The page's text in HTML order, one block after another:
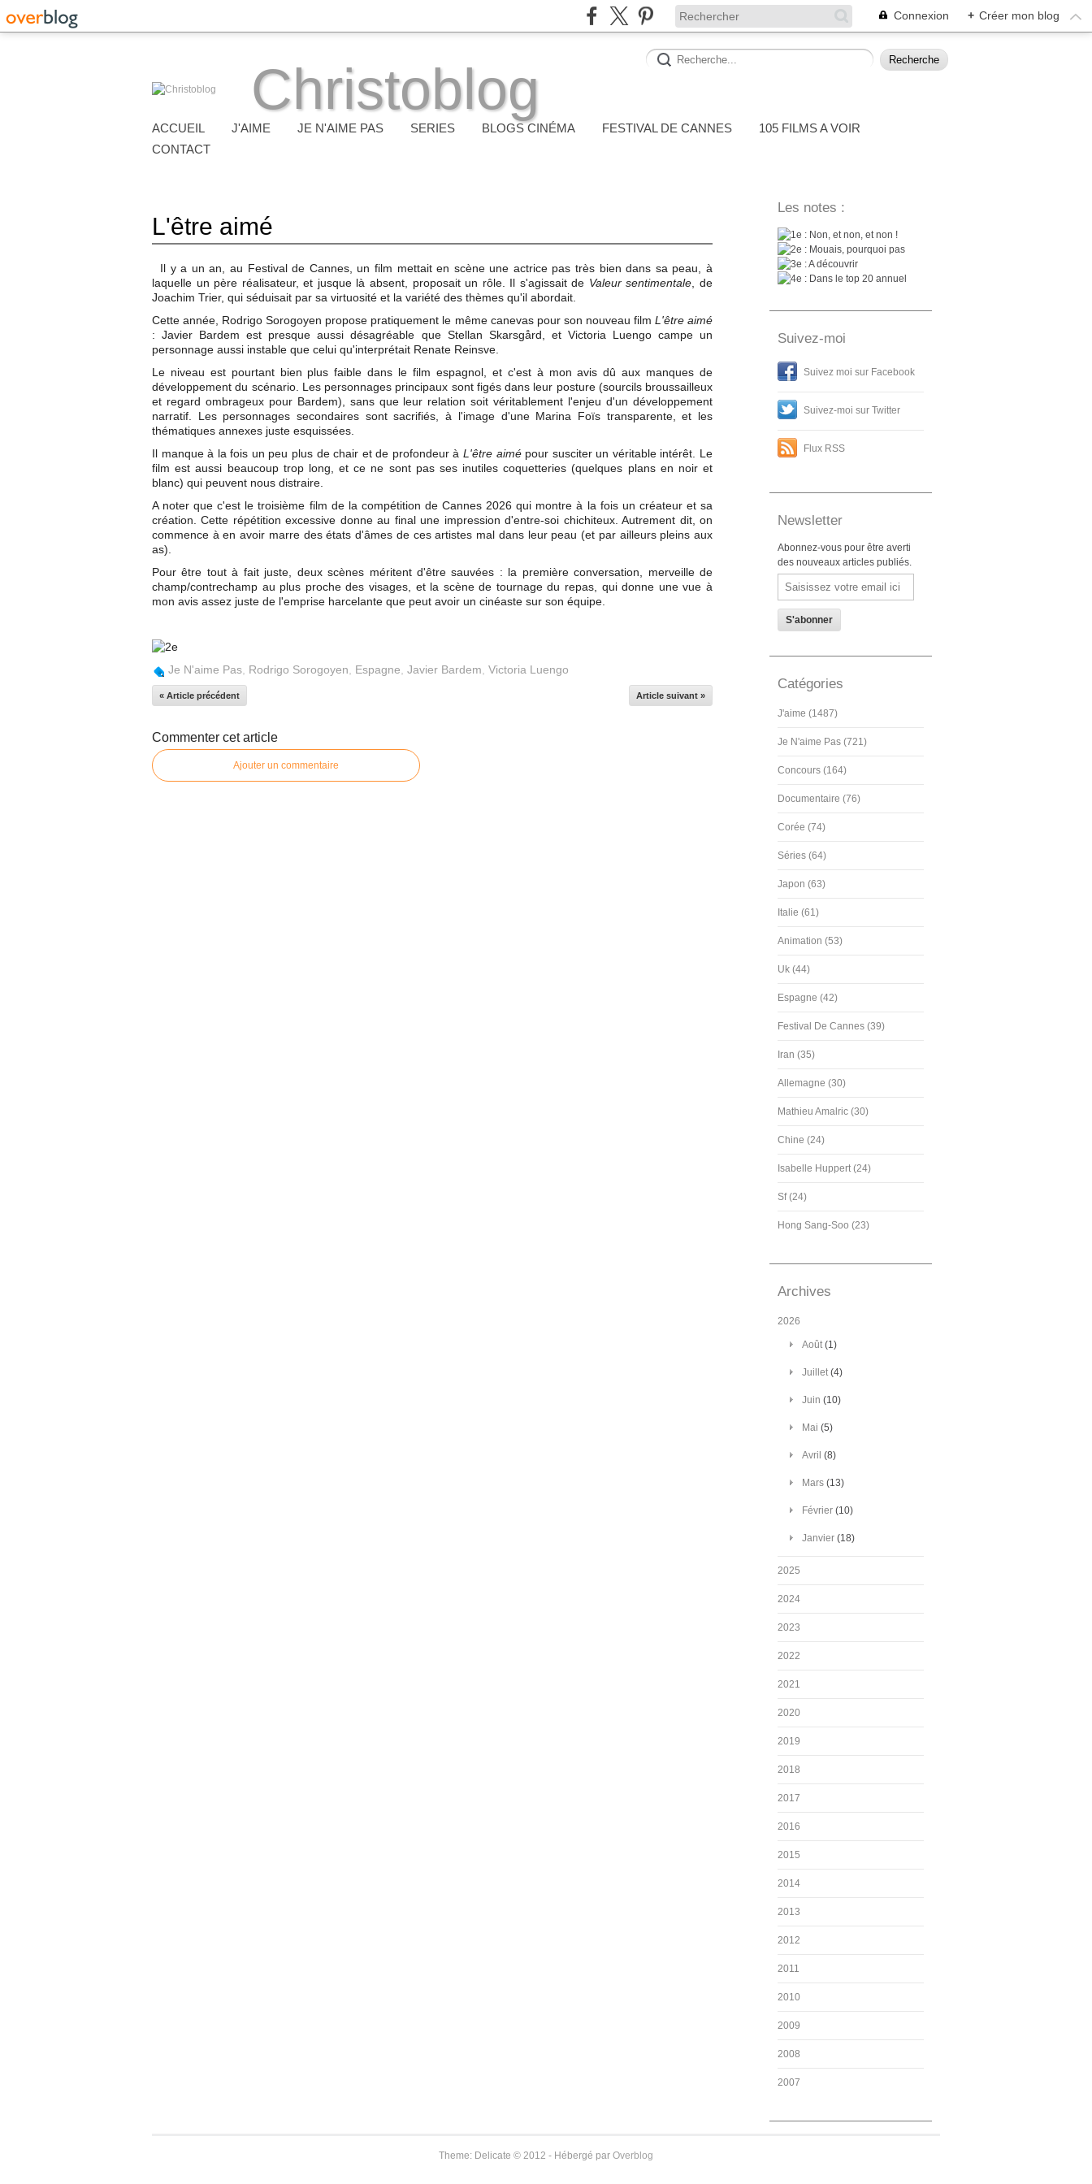
Connexion + Créer mon blog
Christoblog
ACCUEIL J'AIME JE N'AIME PAS SERIES BLOGS CINÉMA FESTIVAL DE CANNES
105 FILMS A VOIR
CONTACT
L'être aimé
Il y a un an, au Festival de Cannes, un film mettait en scène une actrice pas très bien dans sa peau, à
laquelle un père réalisateur, et jusque là absent, proposait un rôle. Il s'agissait de Valeur sentimentale , de
Joachim Trier, qui séduisait par sa virtuosité et la variété des thèmes qu'il abordait.
Cette année, Rodrigo Sorogoyen propose pratiquement le même canevas pour son nouveau film L'être aimé
: Javier Bardem est presque aussi désagréable que Stellan Skarsgård, et Victoria Luengo campe un
personnage aussi instable que celui qu'interprétait Renate Reinsve.
Le niveau est pourtant bien plus faible dans le film espagnol, et c'est à mon avis dû aux manques de
développement du scénario. Les personnages principaux sont figés dans leur posture (sourcils broussailleux
et regard ombrageux pour Bardem), sans que leur relation soit véritablement l'enjeu d'un développement
narratif. Les personnages secondaires sont sacrifiés, à l'image d'une Marina Foïs transparente, et les
thématiques annexes juste esquissées.
Il manque à la fois un peu plus de chair et de profondeur à L'être aimépour susciter un véritable intérêt. Le
film est aussi beaucoup trop long, et ce ne sont pas ses inutiles coquetteries (quelques plans en noir et
blanc) qui peuvent nous distraire.
A noter que c'est le troisième film de la compétition de Cannes 2026 qui montre à la fois un créateur et sa
création. Cette répétition excessive donne au final une impression d'entre-soi chichiteux. Autrement dit, on
commence à en avoir marre des états d'âmes de ces artistes mal dans leur peau (et par ailleurs pleins aux
as).
Pour être tout à fait juste, deux scènes méritent d'être sauvées : la première conversation, merveille de
champ/contrechamp au plus proche des visages, et la scène de tournage du repas, qui donne une vue à
mon avis assez juste de l'emprise harcelante que peut avoir un cinéaste sur son équipe.
Je N'aime Pas Rodrigo Sorogoyen Espagne Javier Bardem Victoria Luengo
« Article précédent Article suivant »
Commenter cet article
Ajouter un commentaire
Les notes :
: Non, et non, et non !
: Mouais, pourquoi pas
: A découvrir
: Dans le top 20 annuel
Suivez-moi
Suivez moi sur Facebook
Suivez-moi sur Twitter
Flux RSS
Newsletter
Abonnez-vous pour être averti
des nouveaux articles publiés.
Email
Catégories
J'aime (1487)
Je N'aime Pas (721)
Concours (164)
Documentaire (76)
Corée (74)
Séries (64)
Japon (63)
Italie (61)
Animation (53)
Uk (44)
Espagne (42)
Festival De Cannes (39)
Iran (35)
Allemagne (30)
Mathieu Amalric (30)
Chine (24)
Isabelle Huppert (24)
Sf (24)
Hong Sang-Soo (23)
Archives
2026
Août(1)
Juillet(4)
Juin (10)
Mai (5)
Avril (8)
Mars (13)
Février (10)
Janvier (18)
2025
2024
2023
2022
2021
2020
2019
2018
2017
2016
2015
2014
2013
2012
2011
2010
2009
2008
2007
Theme: Delicate © 2012 - Hébergé par Overblog